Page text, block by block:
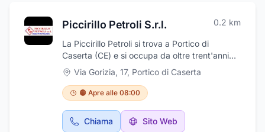
Piccirillo Petroli S.r.l. 0.2 km
La Piccirillo Petroli si trova a Portico di
Caserta (CE) e si occupa da oltre trent'anni
della commercializzazione di prodotti
petroliferi, gasolio per autotrazione e gasolio
da riscaldamento, petrolio lampante o
kerosene, carburanti per l'agricoltura, benzina
agricola, gasolio agricolo e lubrificanti per
autotrazione per agricoltura e idraulici . Offre
Via Gorizia, 17, Portico di Caserta
🟠 Apre alle 08:00
Chiama Sito Web